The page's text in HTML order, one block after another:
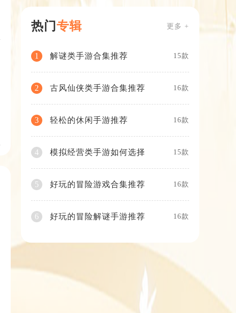
热门专辑 更多 +
1 解谜类手游合集推荐 15款
2 古风仙侠类手游合集推荐 16款
3 轻松的休闲手游推荐 16款
4 模拟经营类手游如何选择 15款
5 好玩的冒险游戏合集推荐 16款
6 好玩的冒险解谜手游推荐 16款